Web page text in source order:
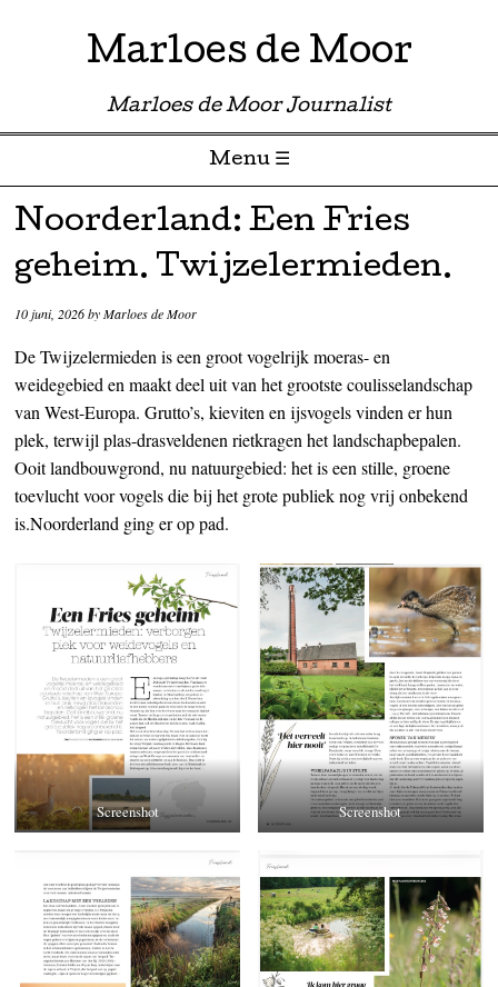
Marloes de Moor
Marloes de Moor Journalist
Menu ☰
Skip to content
Noorderland: Een Fries
geheim. Twijzelermieden.
10 juni, 2026byMarloes de Moor
De Twijzelermieden is een groot vogelrijk moeras- en
weidegebied en maakt deel uit van het grootste coulisselandschap
van West-Europa. Grutto’s, kieviten en ijsvogels vinden er hun
plek, terwijl plas-drasveldenen rietkragen het landschapbepalen.
Ooit landbouwgrond, nu natuurgebied: het is een stille, groene
toevlucht voor vogels die bij het grote publiek nog vrij onbekend
is.Noorderland ging er op pad.
Screenshot Screenshot